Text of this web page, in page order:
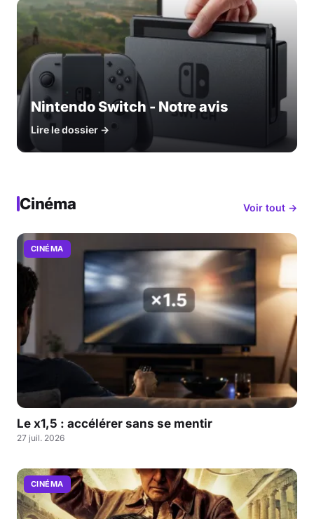
Nintendo Switch - Notre avis
Lire le dossier →
Cinéma Voir tout →
CINÉMA
Le x1,5 : accélérer sans se mentir
27 juil. 2026
CINÉMA